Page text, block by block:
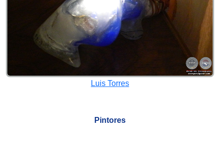
Luis Torres
Pintores